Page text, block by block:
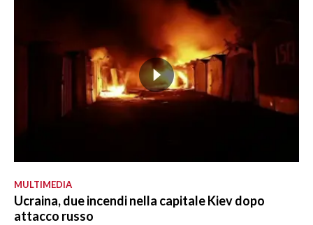
MULTIMEDIA
Ucraina, due incendi nella capitale Kiev dopo
attacco russo